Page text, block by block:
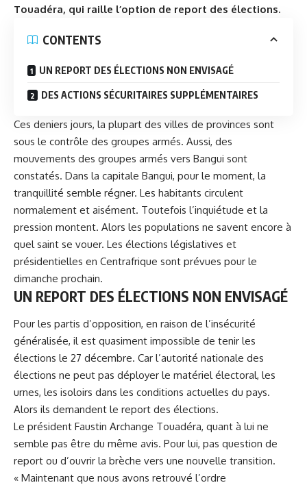
Touadéra, qui raille l’option de report des élections.
CONTENTS
UN REPORT DES ÉLECTIONS NON ENVISAGÉ
DES ACTIONS SÉCURITAIRES SUPPLÉMENTAIRES
Ces deniers jours, la plupart des villes de provinces sont
sous le contrôle des groupes armés. Aussi, des
mouvements des groupes armés vers Bangui sont
constatés. Dans la capitale Bangui, pour le moment, la
tranquillité semble régner. Les habitants circulent
normalement et aisément. Toutefois l’inquiétude et la
pression montent. Alors les populations ne savent encore à
quel saint se vouer. Les élections législatives et
présidentielles en Centrafrique sont prévues pour le
dimanche prochain.
UN REPORT DES ÉLECTIONS NON ENVISAGÉ
Pour les partis d’opposition, en raison de l’insécurité
généralisée, il est quasiment impossible de tenir les
élections le 27 décembre. Car l’autorité nationale des
élections ne peut pas déployer le matériel électoral, les
urnes, les isoloirs dans les conditions actuelles du pays.
Alors ils demandent le report des élections.
Le président Faustin Archange Touadéra, quant à lui ne
semble pas être du même avis. Pour lui, pas question de
report ou d’ouvrir la brèche vers une nouvelle transition.
« Maintenant que nous avons retrouvé l’ordre